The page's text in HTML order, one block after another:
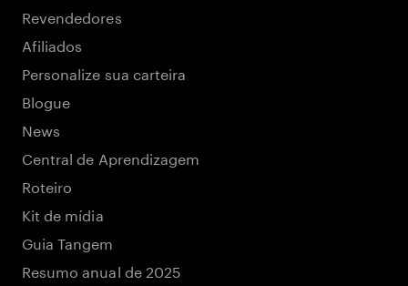
Revendedores
Afiliados
Personalize sua carteira
Blogue
News
Central de Aprendizagem
Roteiro
Kit de mídia
Guia Tangem
Resumo anual de 2025